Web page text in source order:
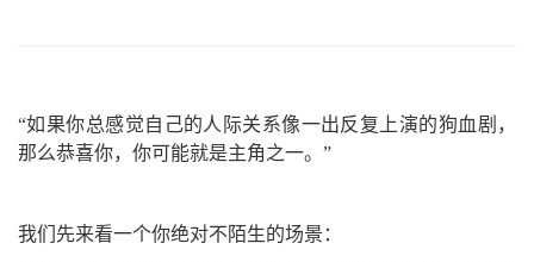
“如果你总感觉自己的人际关系像一出反复上演的狗血剧，
那么恭喜你，你可能就是主角之一。”
我们先来看一个你绝对不陌生的场景：